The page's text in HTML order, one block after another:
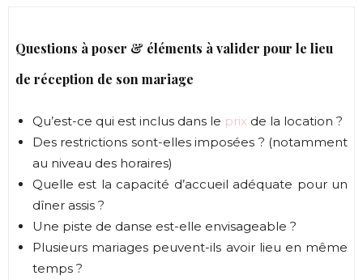
Questions à poser & éléments à valider pour le lieu
de réception de son mariage
Qu’est-ce qui est inclus dans le prix de la location ?
Des restrictions sont-elles imposées ? (notamment
au niveau des horaires)
Quelle est la capacité d’accueil adéquate pour un
dîner assis ?
Une piste de danse est-elle envisageable ?
Plusieurs mariages peuvent-ils avoir lieu en même
temps ?